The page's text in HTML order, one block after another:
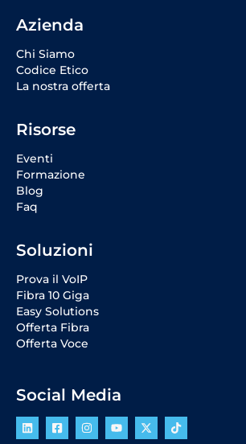
Azienda
Chi Siamo
Codice Etico
La nostra offerta
Risorse
Eventi
Formazione
Blog
Faq
Soluzioni
Prova il VoIP
Fibra 10 Giga
Easy Solutions
Offerta Fibra
Offerta Voce
Social Media